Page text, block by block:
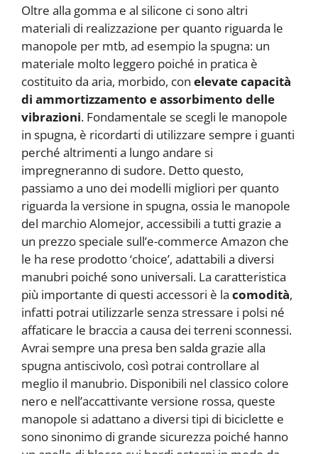
Oltre alla gomma e al silicone ci sono altri
materiali di realizzazione per quanto riguarda le
manopole per mtb, ad esempio la spugna: un
materiale molto leggero poiché in pratica è
costituito da aria, morbido, con elevate capacità
di ammortizzamento e assorbimento delle
vibrazioni. Fondamentale se scegli le manopole
in spugna, è ricordarti di utilizzare sempre i guanti
perché altrimenti a lungo andare si
impregneranno di sudore. Detto questo,
passiamo a uno dei modelli migliori per quanto
riguarda la versione in spugna, ossia le manopole
del marchio Alomejor, accessibili a tutti grazie a
un prezzo speciale sull’e-commerce Amazon che
le ha rese prodotto ‘choice’, adattabili a diversi
manubri poiché sono universali. La caratteristica
più importante di questi accessori è la comodità,
infatti potrai utilizzarle senza stressare i polsi né
affaticare le braccia a causa dei terreni sconnessi.
Avrai sempre una presa ben salda grazie alla
spugna antiscivolo, così potrai controllare al
meglio il manubrio. Disponibili nel classico colore
nero e nell’accattivante versione rossa, queste
manopole si adattano a diversi tipi di biciclette e
sono sinonimo di grande sicurezza poiché hanno